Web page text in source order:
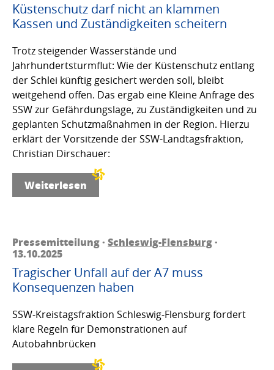
Küstenschutz darf nicht an klammen
Kassen und Zuständigkeiten scheitern
Trotz steigender Wasserstände und
Jahrhundertsturmflut: Wie der Küstenschutz entlang
der Schlei künftig gesichert werden soll, bleibt
weitgehend offen. Das ergab eine Kleine Anfrage des
SSW zur Gefährdungslage, zu Zuständigkeiten und zu
geplanten Schutzmaßnahmen in der Region. Hierzu
erklärt der Vorsitzende der SSW-Landtagsfraktion,
Christian Dirschauer:
Weiterlesen
Pressemitteilung · Schleswig-Flensburg·
13.10.2025
Tragischer Unfall auf der A7 muss
Konsequenzen haben
SSW-Kreistagsfraktion Schleswig-Flensburg fordert
klare Regeln für Demonstrationen auf
Autobahnbrücken